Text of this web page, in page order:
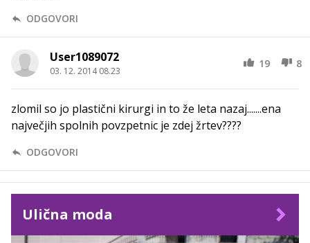
ODGOVORI
User1089072
03. 12. 2014 08.23
19 8
zlomil so jo plastični kirurgi in to že leta nazaj.......ena
največjih spolnih povzpetnic je zdej žrtev????
ODGOVORI
Ulična moda